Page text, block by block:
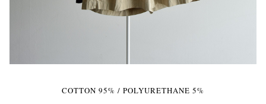
COTTON 95% / POLYURETHANE 5%